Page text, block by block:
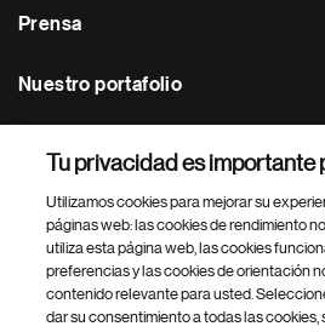
Prensa
Nuestro portafolio
Footer Site Search
Tu privacidad es importante
Utilizamos cookies para mejorar su
páginas web: las cookies de rendimiento
utiliza esta página web, las cookies
preferencias y las cookies de orientación
contenido relevante para usted.
dar su consentimiento a todas las cookies,